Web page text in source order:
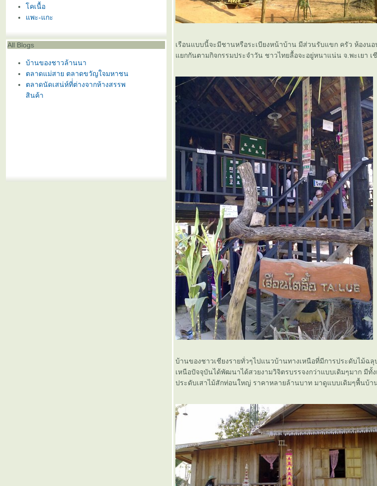
คเนื้อ
พะ-แกะ
All Blogs
บ้านของชาวล้านนา
ตลาดแม่สาย ตลาดขวัญใจมหาชน
ตลาดนัดเสน่ห์ที่่ต่างจากห้างสรรพ
สินค้า
เรือนแบบนี้จะมีชานหรือระเบียงหน้าบ้าน มีส่วนรับแขก ครัว ห้องนอ
กกันตามกิจกรรมประจำวัน ชาวไทยลื้อจะอยู่หนาแน่น จ.พะเยา เ
บ้านของชาวเชียงรายทั่วๆไปแนวบ้านทางเหนือที่มีการประดับไม้ฉ
เหนือปัจจุบันได้พัฒนาได้สวยงามวิจิตรบรรจงกว่าแบบเดิมๆมาก มีทั้
ประดับเสาไม้สักท่อนใหญ่ ราคาหลายล้านบาท มาดูแบบเดิมๆพื้นบ้า